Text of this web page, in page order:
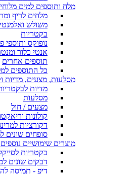
מלח ותוספים למים
מלחים לריף
משולש
בקטריות
נופוקס ותוספי
אנטי כלור
תוספים אחרים
כל התוספים
מסלעות, מצעים, מדיות
מדיות
מסלעות
מצעים / חול
קולונות
דקורציות
סופחים שונים
מוצרים שימושיים נוספים
בקטריות
דבקים שונים
דיפ - תמיסה